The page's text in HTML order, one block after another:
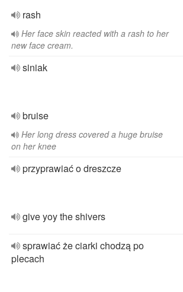
rash
Her face skin reacted with a rash to her
new face cream.
siniak
bruise
Her long dress covered a huge bruise
on her knee
przyprawiać o dreszcze
give yoy the shivers
sprawiać że ciarki chodzą po
plecach